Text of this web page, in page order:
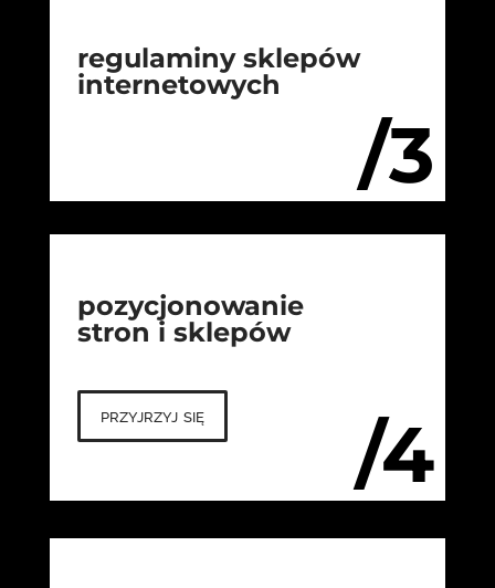
/3
regulaminy sklepów
internetowych
/4
pozycjonowanie
stron i sklepów
przyjrzyj się